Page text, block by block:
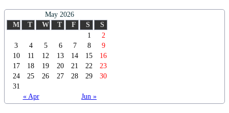
May 2026
M
T W T F S S
« Apr Jun »
1
2
3
4 5 6 7 8
9
10
11 12 13 14 15
16
17
18 19 20 21 22
23
24
25 26 27 28 29
30
31